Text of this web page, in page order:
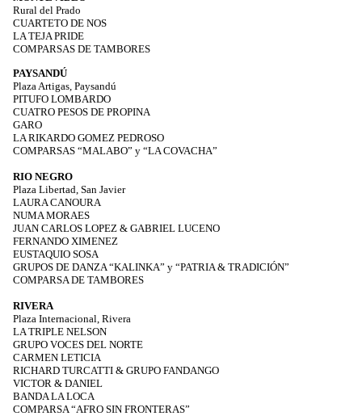
Rural del Prado
CUARTETO DE NOS
LA TEJA PRIDE
COMPARSAS DE TAMBORES
PAYSANDÚ
Plaza Artigas, Paysandú
PITUFO LOMBARDO
CUATRO PESOS DE PROPINA
GARO
LA RIKARDO GOMEZ PEDROSO
COMPARSAS “MALABO” y “LA COVACHA”
RIO NEGRO
Plaza Libertad, San Javier
LAURA CANOURA
NUMA MORAES
JUAN CARLOS LOPEZ & GABRIEL LUCENO
FERNANDO XIMENEZ
EUSTAQUIO SOSA
GRUPOS DE DANZA “KALINKA” y “PATRIA & TRADICIÓN”
COMPARSA DE TAMBORES
RIVERA
Plaza Internacional, Rivera
LA TRIPLE NELSON
GRUPO VOCES DEL NORTE
CARMEN LETICIA
RICHARD TURCATTI & GRUPO FANDANGO
VICTOR & DANIEL
BANDA LA LOCA
COMPARSA “AFRO SIN FRONTERAS”